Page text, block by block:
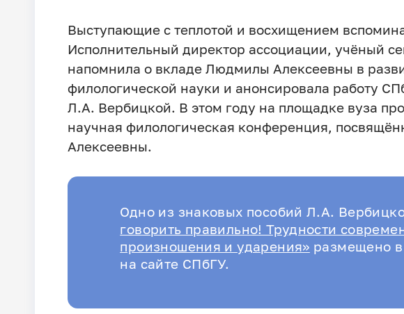
Выступающие с теплотой и восхищением
Исполнительный директор ассоциации, учёный
напомнила о вкладе Людмилы Алексеевны в
филологической науки и анонсировала работу
Л.А. Вербицкой. В этом году на площадке вуза
научная филологическая конференция,
Алексеевны.
Одно из знаковых пособий Л.А.
говорить правильно! Трудности
произношения и ударения» размещено в
на сайте СПбГУ.